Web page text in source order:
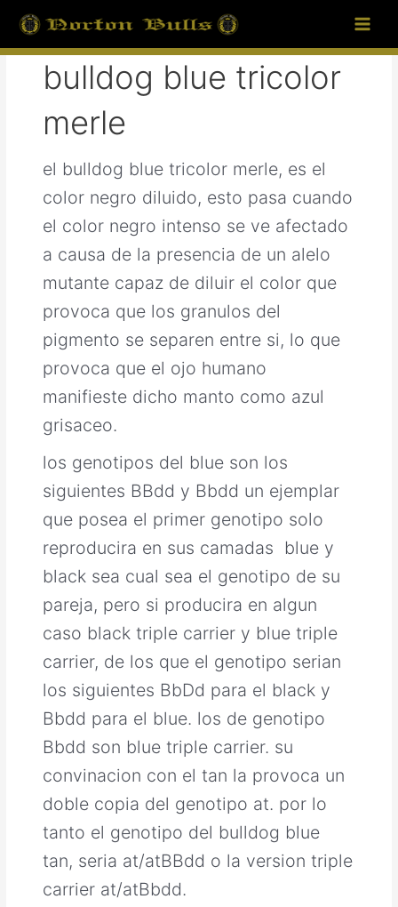
contenido
Main
bulldog blue tricolor
merle
el bulldog blue tricolor merle, es el
color negro diluido, esto pasa cuando
el color negro intenso se ve afectado
a causa de la presencia de un alelo
mutante capaz de diluir el color que
provoca que los granulos del
pigmento se separen entre si, lo que
provoca que el ojo humano
manifieste dicho manto como azul
grisaceo.
los genotipos del blue son los
siguientes BBdd y Bbdd un ejemplar
que posea el primer genotipo solo
reproducira en sus camadas blue y
black sea cual sea el genotipo de su
pareja, pero si producira en algun
caso black triple carrier y blue triple
carrier, de los que el genotipo serian
los siguientes BbDd para el black y
Bbdd para el blue. los de genotipo
Bbdd son blue triple carrier. su
convinacion con el tan la provoca un
doble copia del genotipo at. por lo
tanto el genotipo del bulldog blue
tan, seria at/atBBdd o la version triple
carrier at/atBbdd.